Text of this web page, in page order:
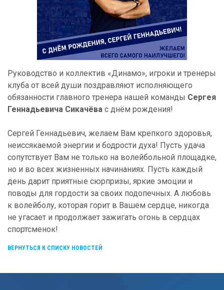
Руководство и коллектив «Динамо», игроки и тренеры
клуба от всей души поздравляют исполняющего
обязанности главного тренера нашей команды Сергея
Геннадьевича Сикачёва с днём рождения!
Сергей Геннадьевич, желаем Вам крепкого здоровья,
неиссякаемой энергии и бодрости духа! Пусть удача
сопутствует Вам не только на волейбольной площадке,
но и во всех жизненных начинаниях. Пусть каждый
день дарит приятные сюрпризы, яркие эмоции и
поводы для гордости за своих подопечных. А любовь
к волейболу, которая горит в Вашем сердце, никогда
не угасает и продолжает зажигать огонь в сердцах
спортсменок!
ВЕРНУТЬСЯ К СПИСКУ НОВОСТЕЙ